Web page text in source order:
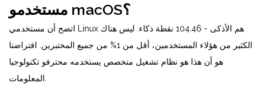
مستخدمو macOS؟
اتضح أن مستخدمي Linux هم الأذكى - 104.46 نقطة ذكاء. ليس هناك
الكثير من هؤلاء المستخدمين، أقل من 1% من جميع المختبرين. افتراضنا
هو أن هذا هو نظام تشغيل متخصص يستخدمه محترفو تكنولوجيا